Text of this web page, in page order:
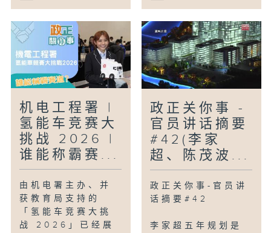
机电工程署 |
氢能车竞赛大
挑战 2026 |
谁能称霸赛...
由机电署主办、并
获教育局支持的
「氢能车竞赛大挑
战 2026」已经展
政正关你事 -
官员讲话摘要
#42(李家
超、陈茂波...
政正关你事-官员讲
话摘要#42
李家超五年规划是